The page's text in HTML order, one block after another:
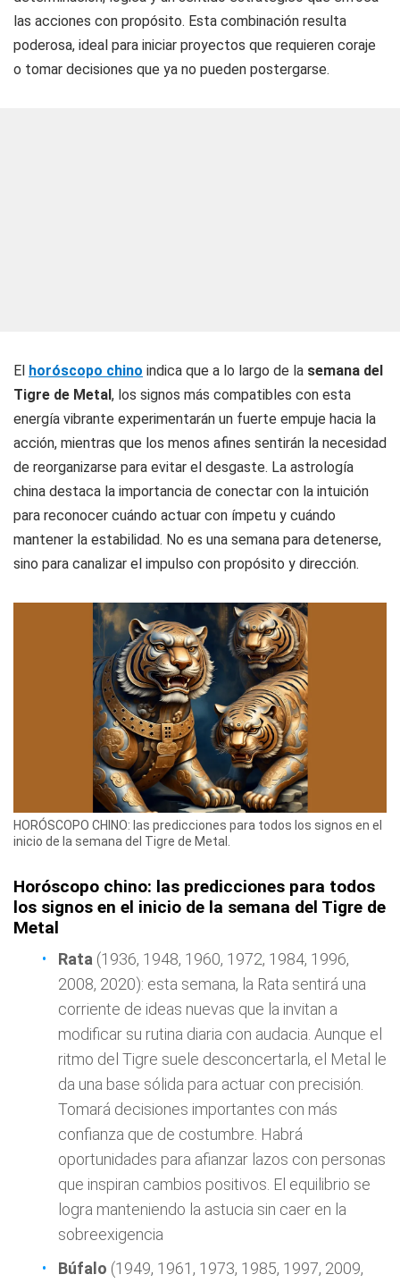
las acciones con propósito. Esta combinación resulta
poderosa, ideal para iniciar proyectos que requieren coraje
o tomar decisiones que ya no pueden postergarse.
El horóscopo chino indica que a lo largo de la semana del
Tigre de Metal, los signos más compatibles con esta
energía vibrante experimentarán un fuerte empuje hacia la
acción, mientras que los menos afines sentirán la necesidad
de reorganizarse para evitar el desgaste. La astrología
china destaca la importancia de conectar con la intuición
para reconocer cuándo actuar con ímpetu y cuándo
mantener la estabilidad. No es una semana para detenerse,
sino para canalizar el impulso con propósito y dirección.
HORÓSCOPO CHINO: las predicciones para todos los signos en el
inicio de la semana del Tigre de Metal.
Horóscopo chino: las predicciones para todos
los signos en el inicio de la semana del Tigre de
Metal
Rata (1936, 1948, 1960, 1972, 1984, 1996,
2008, 2020): esta semana, la Rata sentirá una
corriente de ideas nuevas que la invitan a
modificar su rutina diaria con audacia. Aunque el
ritmo del Tigre suele desconcertarla, el Metal le
da una base sólida para actuar con precisión.
Tomará decisiones importantes con más
confianza que de costumbre. Habrá
oportunidades para afianzar lazos con personas
que inspiran cambios positivos. El equilibrio se
logra manteniendo la astucia sin caer en la
sobreexigencia
Búfalo (1949, 1961, 1973, 1985, 1997, 2009,